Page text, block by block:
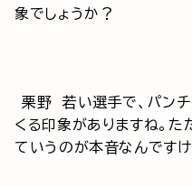
象でしょうか？
栗野 若い選手で、パン
くる印象がありますね。た
ていうのが本音なんですけ